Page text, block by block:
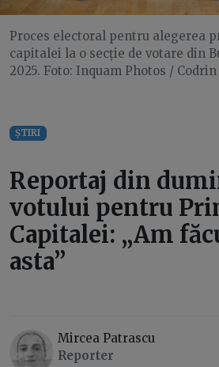
Proces electoral pentru alegerea
capitalei la o secție de votare din
2025. Foto: Inquam Photos /
ȘTIRI
Reportaj din
votului pentru
Capitalei: „Am
asta”
Mircea Patrascu
Reporter